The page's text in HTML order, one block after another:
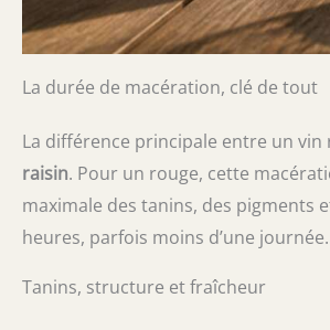
La durée de macération, clé de tout
La différence principale entre un
raisin. Pour un rouge, cette
maximale des tanins, des pigments
heures, parfois moins d’une journée.
Tanins, structure et fraîcheur